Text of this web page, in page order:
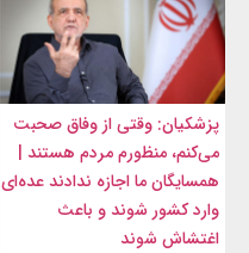
پزشکیان: وقتی از وفاق صحبت
می‌کنم، منظورم مردم هستند |
همسایگان ما اجازه ندادند عده‌ای
وارد کشور شوند و باعث
اغتشاش شوند